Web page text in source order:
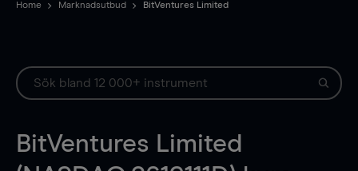
Home Marknadsutbud BitVentures Limited
BitVentures Limited